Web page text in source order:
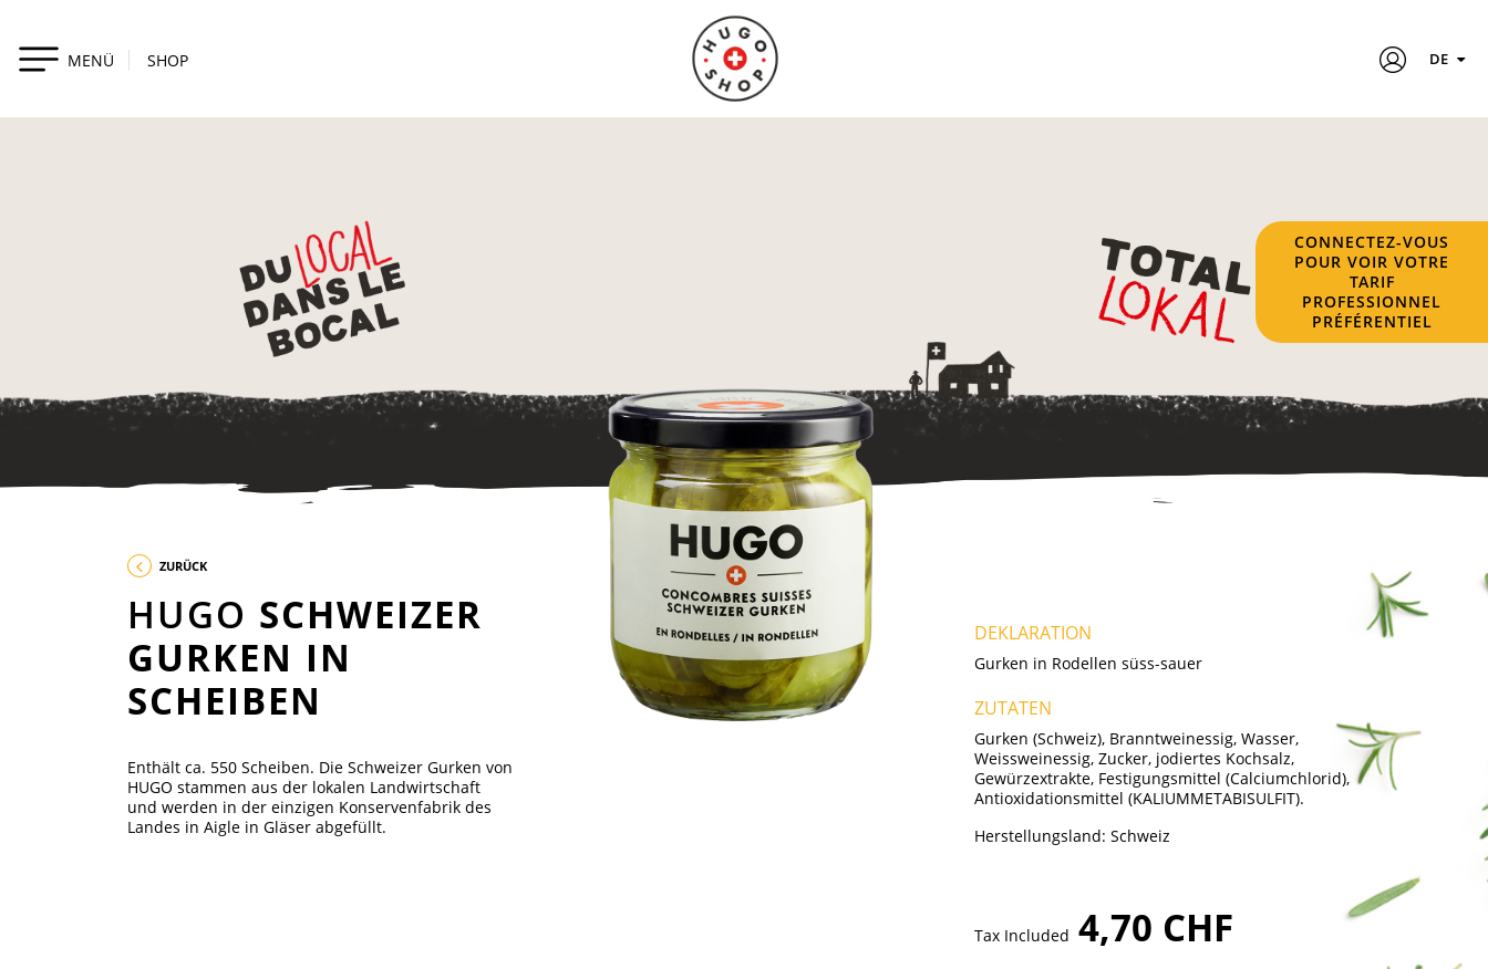
MENÜ SHOP DE
CONNECTEZ-VOUS
POUR VOIR VOTRE
TARIF
PROFESSIONNEL
PRÉFÉRENTIEL
ZURÜCK
HUGO SCHWEIZER
GURKEN IN
SCHEIBEN
Enthält ca. 550 Scheiben. Die Schweizer Gurken von
HUGO stammen aus der lokalen Landwirtschaft
und werden in der einzigen Konservenfabrik des
Landes in Aigle in Gläser abgefüllt.
DEKLARATION
Gurken in Rodellen süss-sauer
ZUTATEN
Gurken (Schweiz), Branntweinessig, Wasser,
Weissweinessig, Zucker, jodiertes Kochsalz,
Gewürzextrakte, Festigungsmittel (Calciumchlorid),
Antioxidationsmittel (KALIUMMETABISULFIT).
Herstellungsland: Schweiz
Tax Included 4,70 CHF